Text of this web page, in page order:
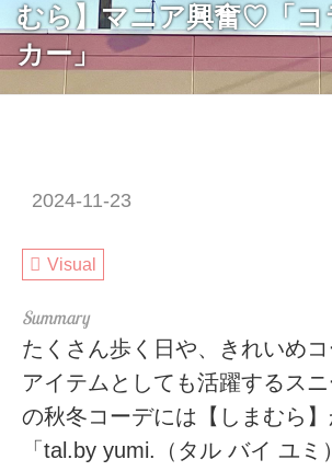
むら】マニア興奮♡「コ
カー」
2024-11-23
Visual
たくさん歩く日や、きれいめ
アイテムとしても活躍するス
の秋冬コーデには【しまむら
「tal.by yumi.（タル バイ ユ